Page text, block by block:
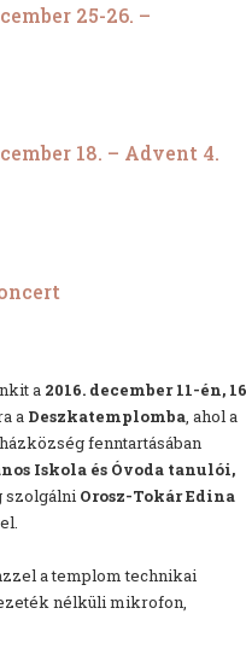
25-26. –
18. – Advent 4.
a 2016. december 11-én, 16
a Deszkatemplomba, ahol a
fenntartásában
Iskola és Óvoda tanulói,
szolgálni Orosz-Tokár Edina
a templom technikai
nélküli mikrofon,